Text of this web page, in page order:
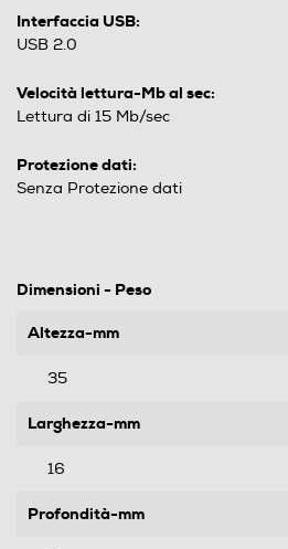
Interfaccia USB:
USB 2.0
Velocità lettura-Mb al sec:
Lettura di 15 Mb/sec
Protezione dati:
Senza Protezione dati
Dimensioni - Peso
Altezza-mm
35
Larghezza-mm
16
Profondità-mm